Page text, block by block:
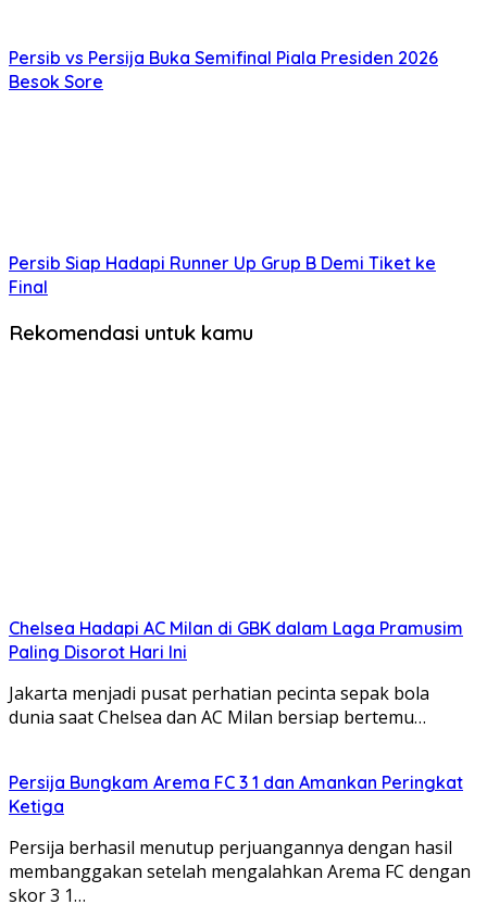
Persib vs Persija Buka Semifinal Piala Presiden 2026
Besok Sore
Persib Siap Hadapi Runner Up Grup B Demi Tiket ke
Final
Rekomendasi untuk kamu
Chelsea Hadapi AC Milan di GBK dalam Laga Pramusim
Paling Disorot Hari Ini
Jakarta menjadi pusat perhatian pecinta sepak bola
dunia saat Chelsea dan AC Milan bersiap bertemu…
Persija Bungkam Arema FC 3 1 dan Amankan Peringkat
Ketiga
Persija berhasil menutup perjuangannya dengan hasil
membanggakan setelah mengalahkan Arema FC dengan
skor 3 1…